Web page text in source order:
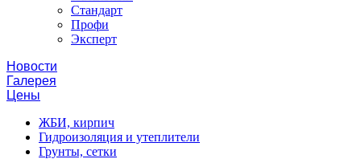
Стандарт
Профи
Эксперт
Новости
Галерея
Цены
ЖБИ, кирпич
Гидроизоляция и утеплители
Грунты, сетки